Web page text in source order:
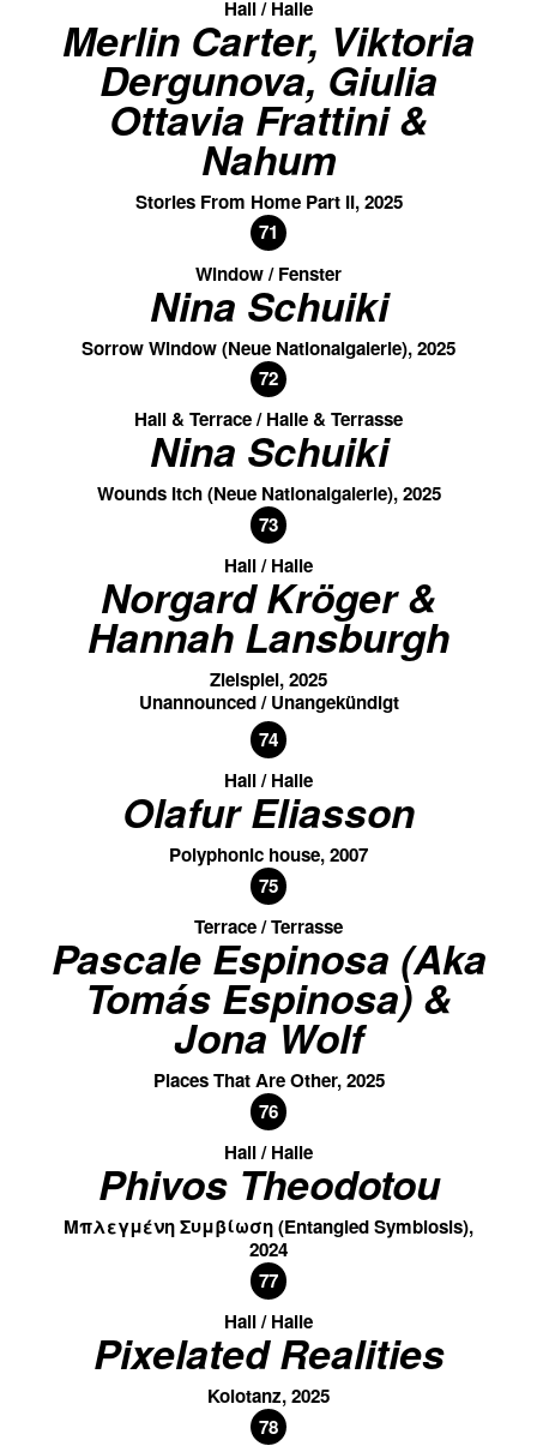
Hall / Halle
Merlin Carter, Viktoria
Dergunova, Giulia
Ottavia Frattini &
Nahum
Stories From Home Part II, 2025
71
Window / Fenster
Nina Schuiki
Sorrow Window (Neue Nationalgalerie), 2025
72
Hall & Terrace / Halle & Terrasse
Nina Schuiki
Wounds Itch (Neue Nationalgalerie), 2025
73
Hall / Halle
Norgard Kröger &
Hannah Lansburgh
Zielspiel, 2025
Unannounced / Unangekündigt
74
Hall / Halle
Olafur Eliasson
Polyphonic house, 2007
75
Terrace / Terrasse
Pascale Espinosa (Aka
Tomás Espinosa) &
Jona Wolf
Places That Are Other, 2025
76
Hall / Halle
Phivos Theodotou
Μπλεγμένη Συμβίωση (Entangled Symbiosis),
2024
77
Hall / Halle
Pixelated Realities
Kolotanz, 2025
78